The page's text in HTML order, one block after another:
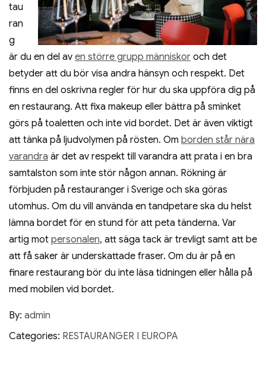
tau
ran
g
är du en del av en större grupp människor och det
betyder att du bör visa andra hänsyn och respekt. Det
finns en del oskrivna regler för hur du ska uppföra dig på
en restaurang. Att fixa makeup eller bättra på sminket
görs på toaletten och inte vid bordet. Det är även viktigt
att tänka på ljudvolymen på rösten. Om borden står nära
varandra är det av respekt till varandra att prata i en bra
samtalston som inte stör någon annan. Rökning är
förbjuden på restauranger i Sverige och ska göras
utomhus. Om du vill använda en tandpetare ska du helst
lämna bordet för en stund för att peta tänderna. Var
artig mot personalen, att säga tack är trevligt samt att be
att få saker är underskattade fraser. Om du är på en
finare restaurang bör du inte läsa tidningen eller hålla på
med mobilen vid bordet.
By: admin
Categories: RESTAURANGER I EUROPA